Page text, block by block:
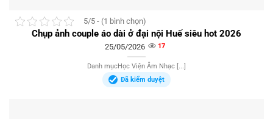
5/5 - (1 bình chọn)
Chụp ảnh couple áo dài ở đại nội Huế siêu hot 2026
25/05/2026 17
Danh mụcHọc Viện Âm Nhạc [...]
Đã kiểm duyệt